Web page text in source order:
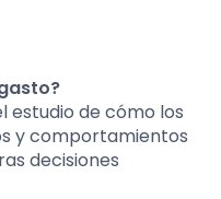
estudio de cómo los
y comportamientos
decisiones